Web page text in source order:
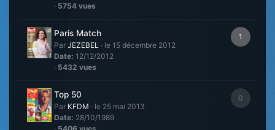
· 5754 vues
1
Paris Match
Par JEZEBEL · le 15 décembre 2012
Date: 12/12/2012
· 5432 vues
0
Top 50
Par KFDM · le 25 mai 2013
Date: 28/10/1989